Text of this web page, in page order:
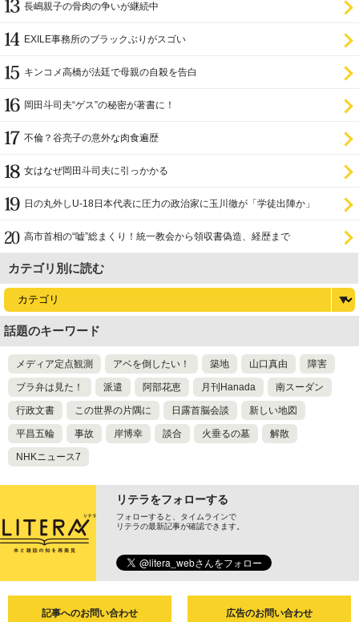
長嶋親子の骨肉の争いが継続中
EXILE事務所のブラックぶりがスゴい
キンコメ高橋が法廷で母親の自殺を告白
岡田斗司夫“ゲス”の秘密が著書に！
不倫？谷亮子の意外な肉食遍歴
女はなぜ岡田斗司夫に引っかかる
日の丸外しU-18日本代表に圧力の政治家に玉川徹が「学徒出陣か」
高市首相の“嘘”総まくり！統一教会から領収書偽造、経歴まで
カテゴリ別に読む
話題のキーワード
メディア定点観測 アベを倒したい！ 築地 山口真由 障害
ブラ弁は見た！ 派遣 阿部花恵 月刊Hanada 南スーダン
行政文書 この世界の片隅に 日露首脳会談 新しい地図
平昌五輪 事故 岸博幸 談合 火垂るの墓 解散
NHKニュース7
リテラをフォローする
フォローすると、タイムラインで
リテラの最新記事が確認できます。
記事へのお問い合わせ 広告のお問い合わせ